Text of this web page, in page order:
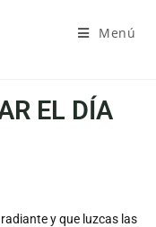
Menú
EL DÍA
y que luzcas las